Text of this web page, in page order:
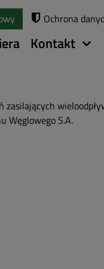
Ochrona
Kontakt
Węglowego S.A.